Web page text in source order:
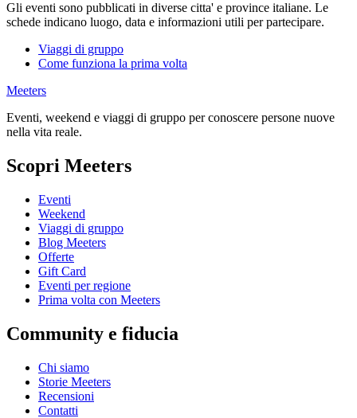
Gli eventi sono pubblicati in diverse citta' e province italiane. Le
schede indicano luogo, data e informazioni utili per partecipare.
Viaggi di gruppo
Come funziona la prima volta
Meeters
Eventi, weekend e viaggi di gruppo per conoscere persone nuove
nella vita reale.
Scopri Meeters
Eventi
Weekend
Viaggi di gruppo
Blog Meeters
Offerte
Gift Card
Eventi per regione
Prima volta con Meeters
Community e fiducia
Chi siamo
Storie Meeters
Recensioni
Contatti